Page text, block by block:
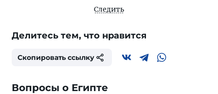
Следить
Делитесь тем, что нравится
Скопировать ссылку
Вопросы о Египте